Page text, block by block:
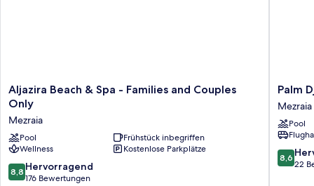
Aljazira
Beach
Spa
-
Families
and
Couples
Aljazira Beach & Spa - Families and Couples
Only
Mezraia
Pool
Frühstück inbegriffen
Wellness
Kostenlose Parkplätze
8.8
von
8,8 Hervorragend
176 Bewertungen
Palm
Djerba
Suites
Mezraia
Palm
Mezraia
Pool
8.6
von
8,6
22